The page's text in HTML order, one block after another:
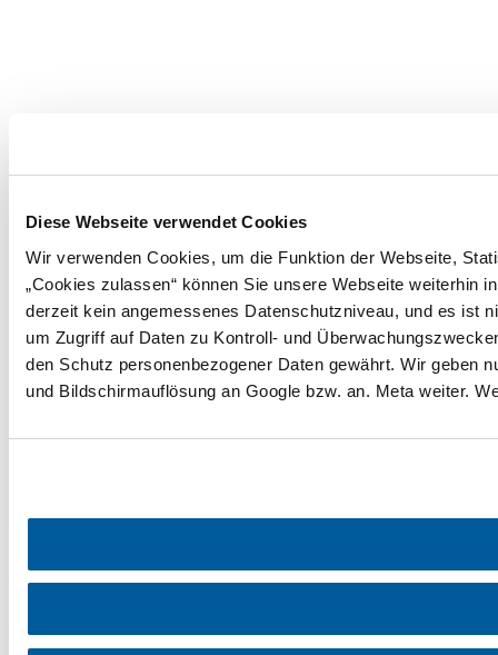
Diese Webseite verwendet Cookies
Wir verwenden Cookies, um die Funktion der Webseite,
„Cookies zulassen“ können Sie unsere Webseite weiterhin
derzeit kein angemessenes Datenschutzniveau, und es ist
um Zugriff auf Daten zu Kontroll- und
den Schutz personenbezogener Daten gewährt. Wir geben
und Bildschirmauflösung an Google bzw. an. Meta weiter.